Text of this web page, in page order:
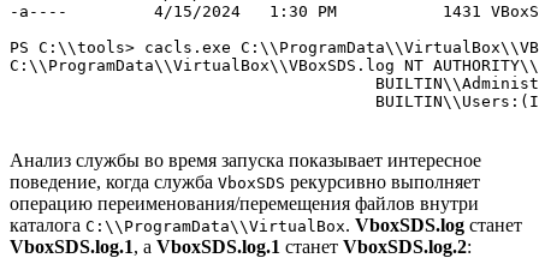
-a----         4/15/2024   1:30 PM           1431
PS C:\\tools> cacls.exe
C:\\ProgramData\\VirtualBox\\VBoxSDS.log NT
Анализ службы во время запуска показывает интересное
поведение, когда служба VboxSDS рекурсивно выполняет
операцию переименования/перемещения файлов внутри
каталога C:\\ProgramData\\VirtualBox. VboxSDS.log станет
VboxSDS.log.1, а VboxSDS.log.1 станет VboxSDS.log.2: